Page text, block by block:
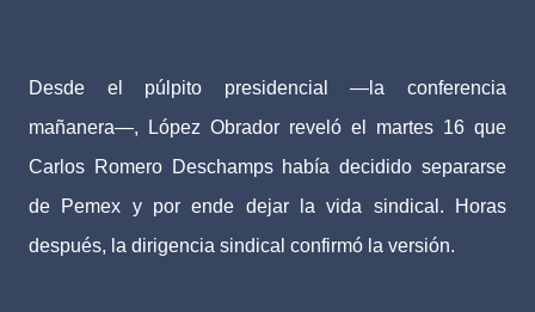
Desde el púlpito presidencial —la conferencia
mañanera—, López Obrador reveló el martes 16 que
Carlos Romero Deschamps había decidido separarse
de Pemex y por ende dejar la vida sindical. Horas
después, la dirigencia sindical confirmó la versión.